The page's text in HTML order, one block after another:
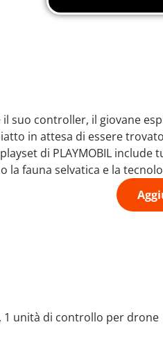
suo controller, il giovane
in attesa di essere
di PLAYMOBIL include
la fauna selvatica e la
1 unità di controllo per drone